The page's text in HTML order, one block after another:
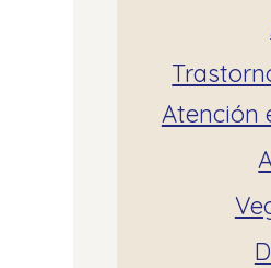
Atención